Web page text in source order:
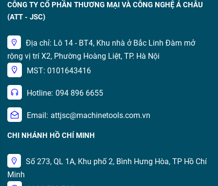
CÔNG TY CỔ PHẦN THƯƠNG MẠI VÀ CÔNG NGHỆ Á CHÂU
(ATT - JSC)
Địa chỉ: Lô 14 - BT4, Khu nhà ở Bắc Linh Đàm mở
rộng vị trí X2, Phường Hoàng Liệt, TP. Hà Nội
MST: 0101643416
Hotline: 094 896 6655
Email: attjsc@machinetools.com.vn
CHI NHÁNH HỒ CHÍ MINH
Số 273, QL 1A, Khu phố 2, Bình Hưng Hòa, TP Hồ Chí
Minh